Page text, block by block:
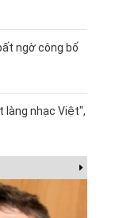
ngờ công bố
làng nhạc Việt",